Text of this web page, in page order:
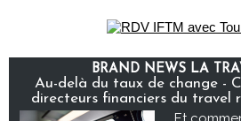
BRAND NEWS LA
Au-delà du taux de change -
directeurs financiers du travel